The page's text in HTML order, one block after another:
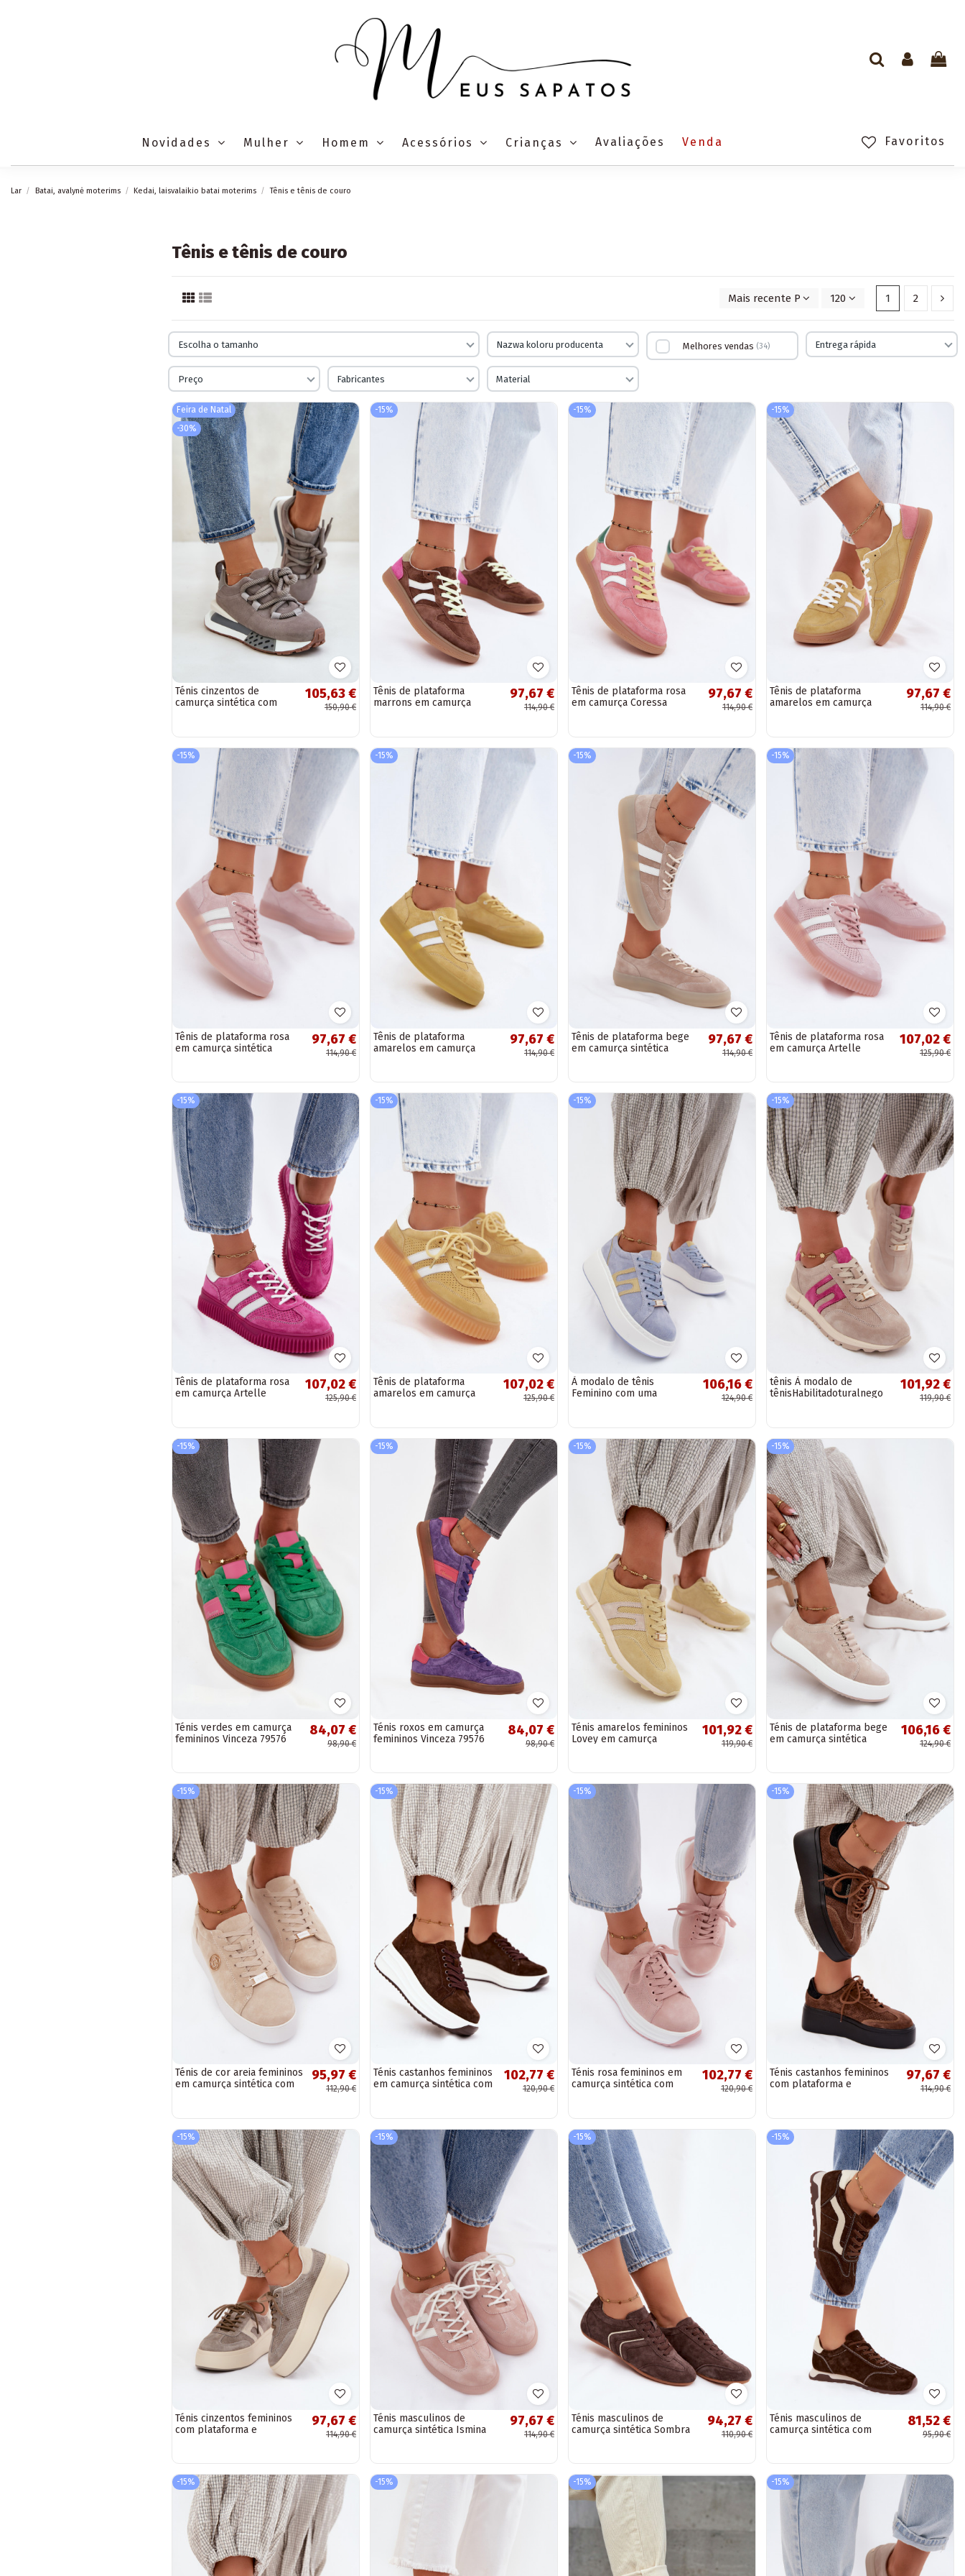
Novidades Mulher Homem Acessórios Crianças Avaliações Favoritos
Venda
Lar Batai, avalynė moterims Kedai, laisvalaikio batai moterims Tênis e tênis de couro
Tênis e tênis de couro
Mais recente Primeiro120 1 2
Escolha o tamanho Nazwa koloru producenta Melhores vendas 34 Entrega rápida
Preço Fabricantes Material
Feira de Natal
-30%
Ténis cinzentos de
camurça sintética com
105,63 €
150,90 €
-15%
Tênis de plataforma
marrons em camurça
97,67 €
114,90 €
-15%
Tênis de plataforma rosa
em camurça Coressa
97,67 €
114,90 €
-15%
Tênis de plataforma
amarelos em camurça
97,67 €
114,90 €
-15%
Tênis de plataforma rosa
em camurça sintética
97,67 €
114,90 €
-15%
Tênis de plataforma
amarelos em camurça
97,67 €
114,90 €
-15%
Tênis de plataforma bege
em camurça sintética
97,67 €
114,90 €
-15%
Tênis de plataforma rosa
em camurça Artelle
107,02 €
125,90 €
-15%
Tênis de plataforma rosa
em camurça Artelle
107,02 €
125,90 €
-15%
Tênis de plataforma
amarelos em camurça
107,02 €
125,90 €
-15%
À modalo de tênis
Feminino com uma
106,16 €
124,90 €
-15%
tênis À modalo de
tênisHabilitadoturalnego
101,92 €
119,90 €
-15%
Ténis verdes em camurça
femininos Vinceza 79576
84,07 €
98,90 €
-15%
Ténis roxos em camurça
femininos Vinceza 79576
84,07 €
98,90 €
-15%
Ténis amarelos femininos
Lovey em camurça
101,92 €
119,90 €
-15%
Ténis de plataforma bege
em camurça sintética
106,16 €
124,90 €
-15%
Ténis de cor areia femininos
em camurça sintética com
95,97 €
112,90 €
-15%
Ténis castanhos femininos
em camurça sintética com
102,77 €
120,90 €
-15%
Ténis rosa femininos em
camurça sintética com
102,77 €
120,90 €
-15%
Ténis castanhos femininos
com plataforma e
97,67 €
114,90 €
-15%
Ténis cinzentos femininos
com plataforma e
97,67 €
114,90 €
-15%
Ténis masculinos de
camurça sintética Ismina
97,67 €
114,90 €
-15%
Ténis masculinos de
camurça sintética Sombra
94,27 €
110,90 €
-15%
Ténis masculinos de
camurça sintética com
81,52 €
95,90 €
-15% -15% -15% -15%